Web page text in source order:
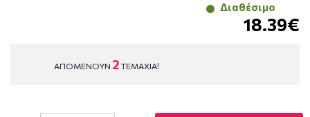
Διαθέσιμο
18.39€
ΑΠΟΜΕΝΟΥΝ 2 ΤΕΜΑΧΙΑ!